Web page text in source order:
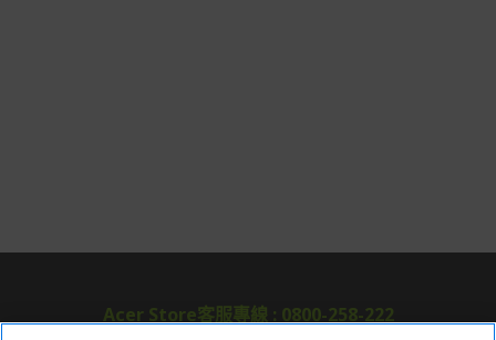
Acer Store客服專線 : 0800-258-222